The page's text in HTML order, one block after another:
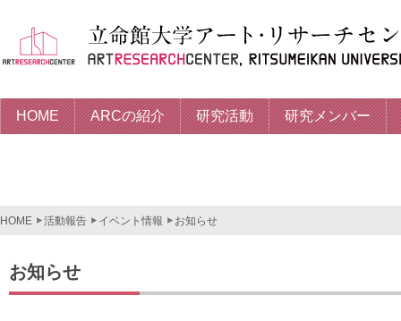
HOME ARCの紹介 研究活動 研究メンバー
HOME 活動報告 イベント情報 お知らせ
お知らせ